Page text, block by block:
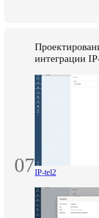
07
интеграции
IP-tel2